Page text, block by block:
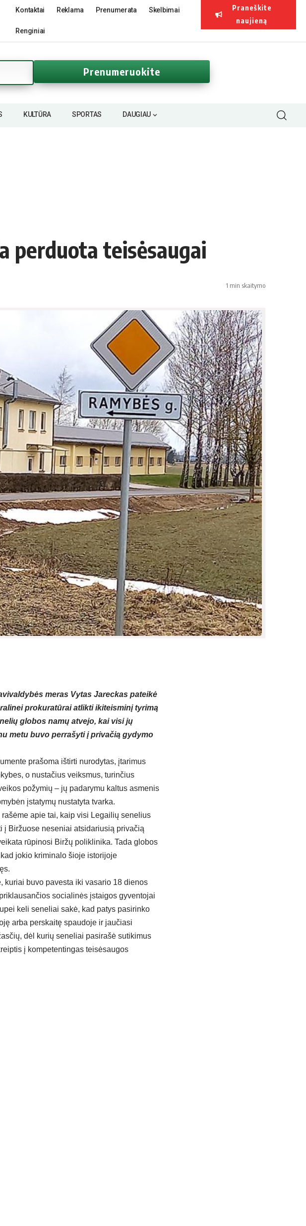
Kontaktai Reklama Prenumerata Skelbimai
Renginiai
Praneškite
naujieną
Prenumeruokite
KULTŪRA SPORTAS DAUGIAU
perduota teisėsaugai
1 min skaitymo
meras Vytas Jareckas pateikė
prokuratūrai atlikti ikiteisminį tyrimą
globos namų atvejo, kai visi jų
metu buvo perrašyti į privačią gydymo
prašoma ištirti nurodytas, įtarimus
o nustačius veiksmus, turinčius
požymių – jų padarymu kaltus asmenis
įstatymų nustatyta tvarka.
apie tai, kaip visi Legailių senelius
Biržuose neseniai atsidariusią privačią
rūpinosi Biržų poliklinika. Tada globos
jokio kriminalo šioje istorijoje
kuriai buvo pavesta iki vasario 18 dienos
socialinės įstaigos gyventojai
keli seneliai sakė, kad patys pasirinko
arba perskaitę spaudoje ir jaučiasi
dėl kurių seneliai pasirašė sutikimus
į kompetentingas teisėsaugos